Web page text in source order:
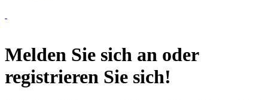
Melden Sie sich an oder
registrieren Sie sich!